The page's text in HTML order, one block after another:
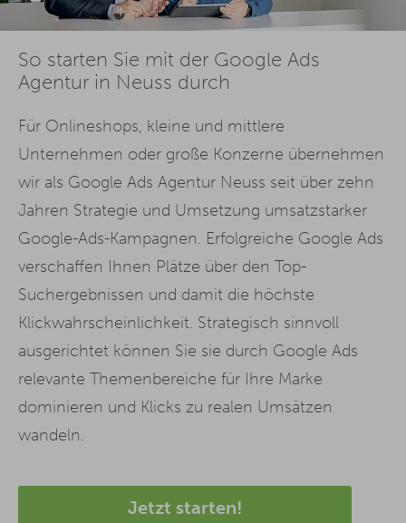
So starten Sie mit der Google Ads
Agentur in Neuss durch
Für Onlineshops, kleine und mittlere
Unternehmen oder große Konzerne übernehmen
wir als Google Ads Agentur Neuss seit über zehn
Jahren Strategie und Umsetzung umsatzstarker
Google-Ads-Kampagnen. Erfolgreiche Google Ads
verschaffen Ihnen Plätze über den Top-
Suchergebnissen und damit die höchste
Klickwahrscheinlichkeit. Strategisch sinnvoll
ausgerichtet können Sie sie durch Google Ads
relevante Themenbereiche für Ihre Marke
dominieren und Klicks zu realen Umsätzen
wandeln.
Jetzt starten!